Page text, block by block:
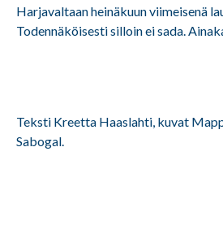
Harjavaltaan heinäkuun viimeisenä
Todennäköisesti silloin ei sada.
Teksti Kreetta Haaslahti, kuvat
Sabogal.